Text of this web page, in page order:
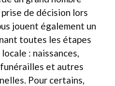
de décision lors
jouent également un
toutes les étapes
: naissances,
et autres
Pour certains,